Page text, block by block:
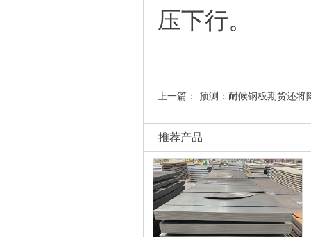
压下行。
上一篇： 预测：耐候钢板期货还将
推荐产品